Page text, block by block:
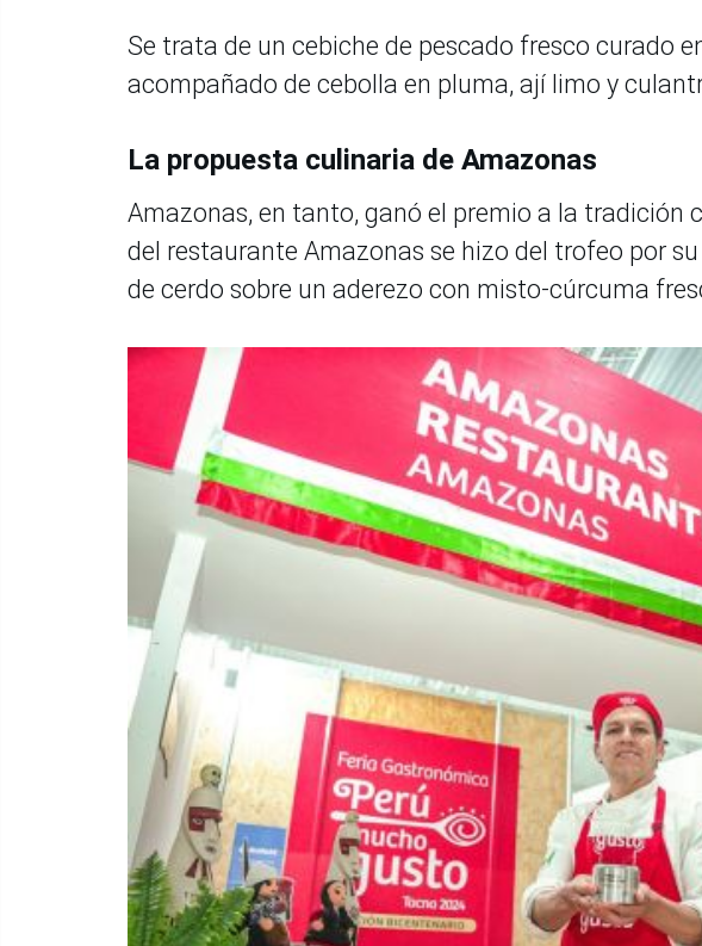
Se trata de un cebiche de pescado fresco curado
acompañado de cebolla en pluma, ají limo y
La propuesta culinaria de Amazonas
Amazonas, en tanto, ganó el premio a la tradición
del restaurante Amazonas se hizo del trofeo por
de cerdo sobre un aderezo con misto-cúrcuma